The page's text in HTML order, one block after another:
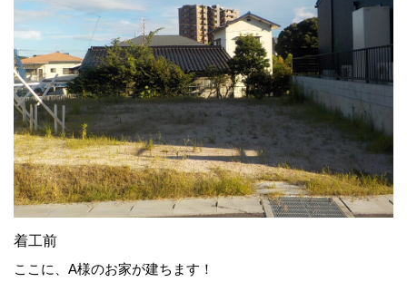
着工前
ここに、A様のお家が建ちます！